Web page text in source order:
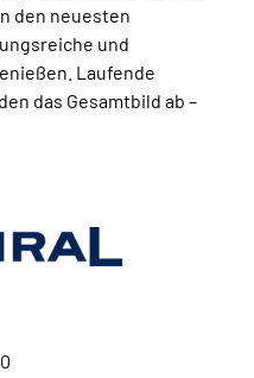
den neuesten
und
Laufende
das Gesamtbild ab –